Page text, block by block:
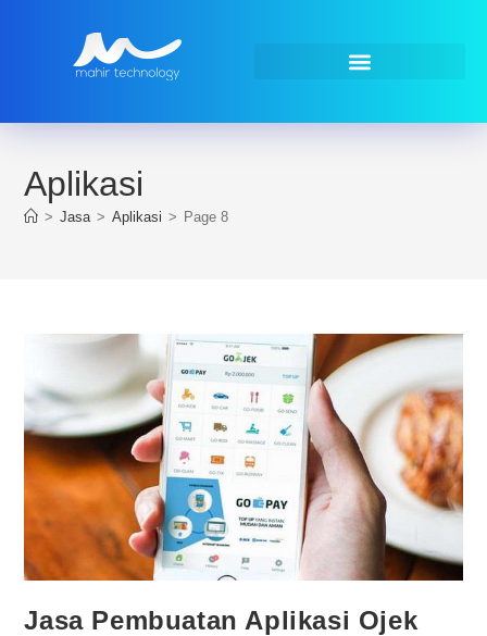
Aplikasi
> Jasa > Aplikasi > Page 8
Jasa Pembuatan Aplikasi Ojek